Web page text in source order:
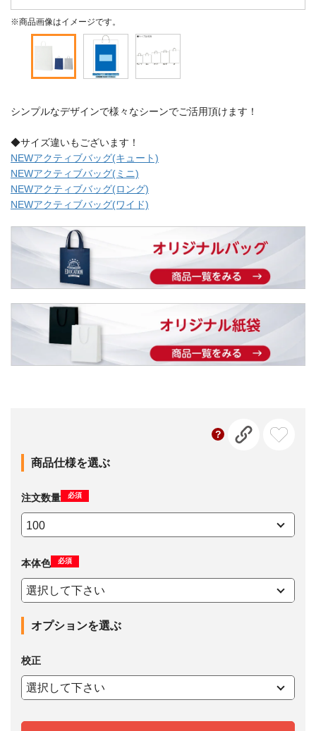
※商品画像はイメージです。
シンプルなデザインで様々なシーンでご活用頂けます！
◆サイズ違いもございます！
NEWアクティブバッグ(キュート)
NEWアクティブバッグ(ミニ)
NEWアクティブバッグ(ロング)
NEWアクティブバッグ(ワイド)
商品仕様を選ぶ
注文数量 必須
本体色 必須
オプションを選ぶ
校正